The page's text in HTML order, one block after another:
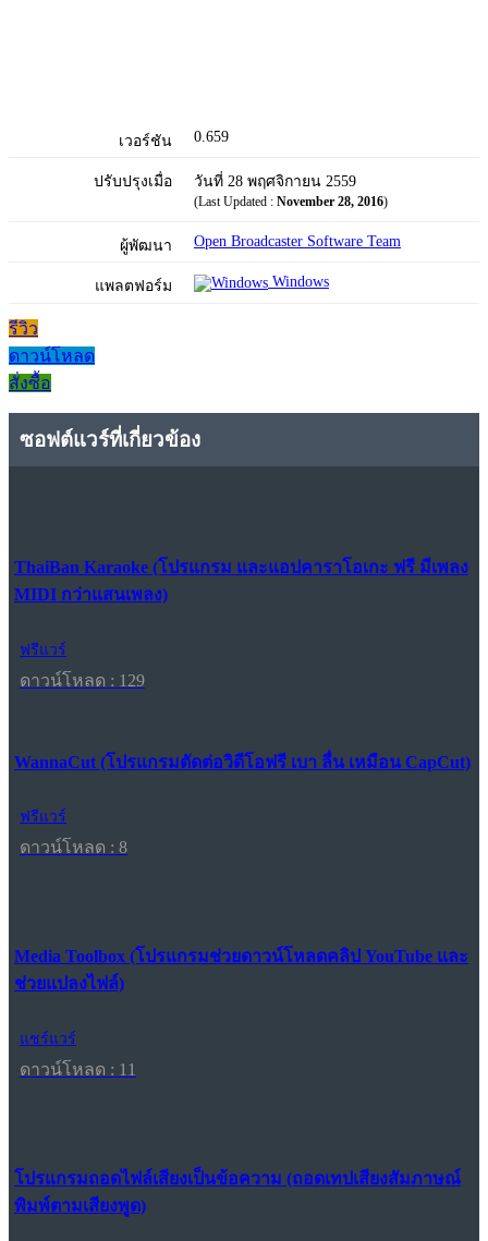
เวอร์ชัน 0.659
ปรับปรุงเมื่อ วันที่ 28 พฤศจิกายน 2559
(Last Updated : November 28, 2016)
ผู้พัฒนา Open Broadcaster Software Team
แพลตฟอร์ม Windows
รีวิว
ดาวน์โหลด
สั่งซื้อ
ซอฟต์แวร์ที่เกี่ยวข้อง
ThaiBan Karaoke (โปรแกรม และแอปคาราโอเกะ ฟรี มีเพลง
MIDI กว่าแสนเพลง)
ฟรีแวร์
ดาวน์โหลด : 129
WannaCut (โปรแกรมตัดต่อวิดีโอฟรี เบา ลื่น เหมือน CapCut)
ฟรีแวร์
ดาวน์โหลด : 8
Media Toolbox (โปรแกรมช่วยดาวน์โหลดคลิป YouTube และ
ช่วยแปลงไฟล์)
แชร์แวร์
ดาวน์โหลด : 11
โปรแกรมถอดไฟล์เสียงเป็นข้อความ (ถอดเทปเสียงสัมภาษณ์
พิมพ์ตามเสียงพูด)